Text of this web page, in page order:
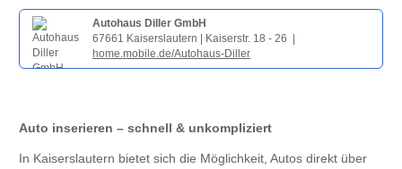
Autohaus Diller GmbH
67661 Kaiserslautern | Kaiserstr. 18 - 26 |
home.mobile.de/Autohaus-Diller
Auto inserieren – schnell & unkompliziert
In Kaiserslautern bietet sich die Möglichkeit, Autos direkt über